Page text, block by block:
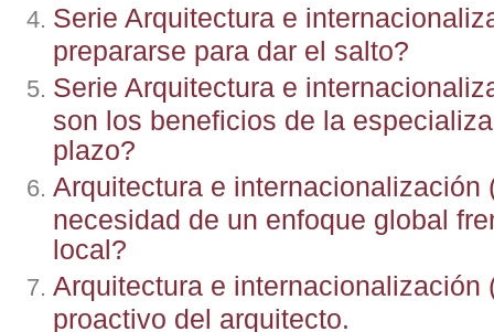
Serie Arquitectura e
prepararse para dar el salto?
Serie Arquitectura e
son los beneficios de la
plazo?
Arquitectura e internacionalización
necesidad de un enfoque global
local?
Arquitectura e internacionalización
proactivo del arquitecto.